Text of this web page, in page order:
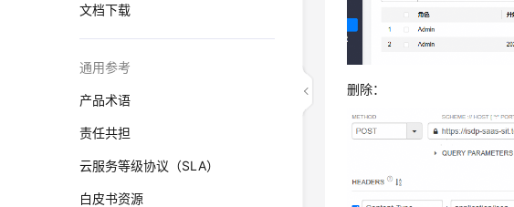
文档下载
通用参考
产品术语
责任共担
云服务等级协议（SLA）
白皮书资源
删除：